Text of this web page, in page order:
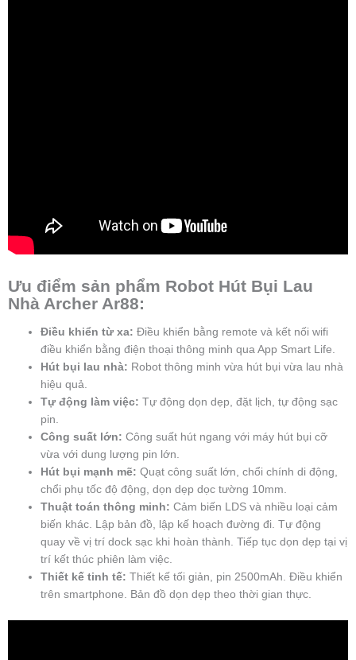
Ưu điểm sản phẩm Robot Hút Bụi Lau
Nhà Archer Ar88:
Điều khiển từ xa: Điều khiển bằng remote và kết nối wifi
điều khiển bằng điện thoại thông minh qua App Smart Life.
Hút bụi lau nhà: Robot thông minh vừa hút bụi vừa lau nhà
hiệu quả.
Tự động làm việc: Tự động dọn dẹp, đặt lịch, tự động sạc
pin.
Công suất lớn: Công suất hút ngang với máy hút bụi cỡ
vừa với dung lượng pin lớn.
Hút bụi mạnh mẽ: Quạt công suất lớn, chổi chính di động,
chổi phụ tốc độ động, dọn dẹp dọc tường 10mm.
Thuật toán thông minh: Cảm biến LDS và nhiều loại cảm
biến khác. Lập bản đồ, lập kế hoạch đường đi. Tự động
quay về vị trí dock sạc khi hoàn thành. Tiếp tục dọn dẹp tại vị
trí kết thúc phiên làm việc.
Thiết kế tinh tế: Thiết kế tối giản, pin 2500mAh. Điều khiển
trên smartphone. Bản đồ dọn dẹp theo thời gian thực.